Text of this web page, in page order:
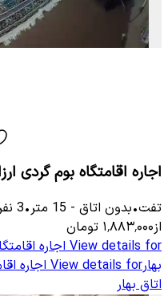
اجاره اقامتگاه بوم گردی
تفت•بدون اتاق -
15 متر•
3
از۱٬۸۸۳٬۰۰۰ تومان
View details for اجاره
بهارView details for اجاره
اتاق بهار